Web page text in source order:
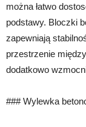
można łatwo
podstawy. Bloczki
zapewniają
przestrzenie
dodatkowo
### Wylewka